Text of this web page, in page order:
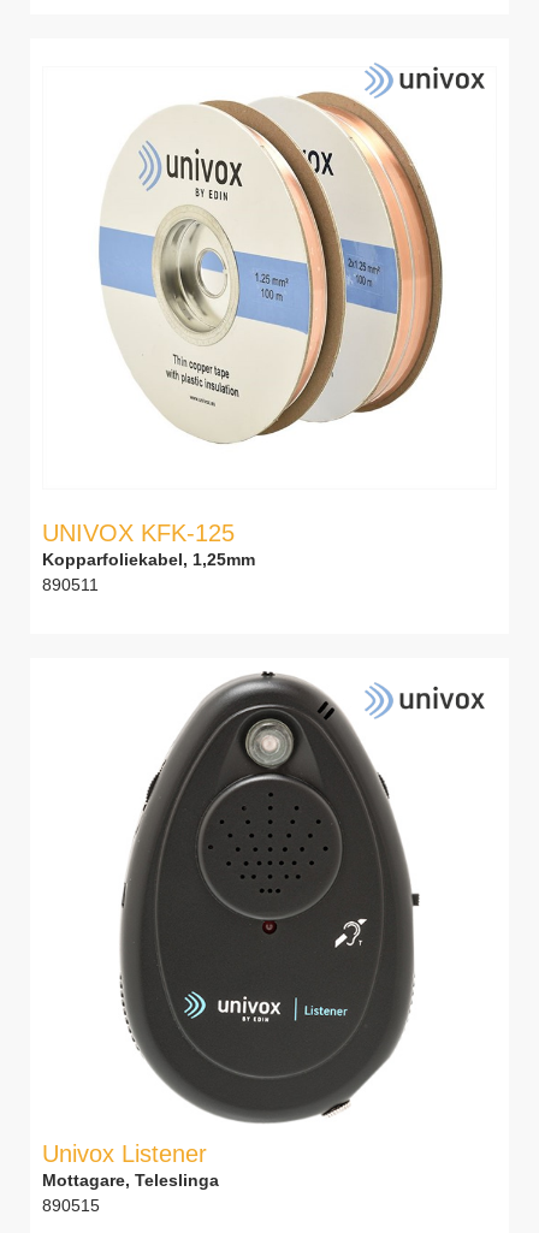
UNIVOX KFK-125
Kopparfoliekabel, 1,25mm
890511
Univox Listener
Mottagare, Teleslinga
890515